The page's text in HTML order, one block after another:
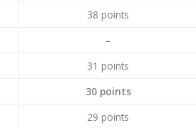
38 points
–
31 points
30 points
29 points